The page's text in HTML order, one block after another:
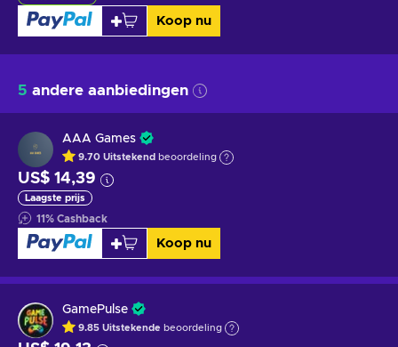
Koop nu
5 andere aanbiedingen
AAA Games
9.70 Uitstekend beoordeling
US$ 14,39
Laagste prijs
11% Cashback
Koop nu
GamePulse
9.85 Uitstekende beoordeling